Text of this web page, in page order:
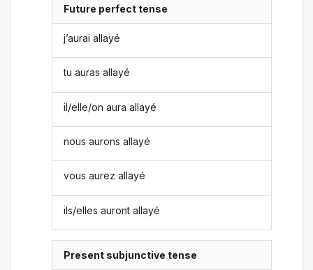
Future perfect tense
j’aurai allayé
tu auras allayé
il/elle/on aura allayé
nous aurons allayé
vous aurez allayé
ils/elles auront allayé
Present subjunctive tense